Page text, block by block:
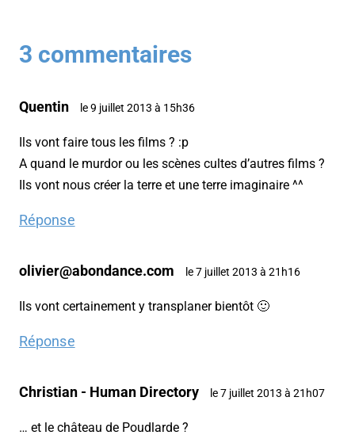
3 commentaires
Quentin le 9 juillet 2013 à 15h36
Ils vont faire tous les films ? :p
A quand le murdor ou les scènes cultes d’autres films ?
Ils vont nous créer la terre et une terre imaginaire ^^
Réponse
olivier@abondance.com le 7 juillet 2013 à 21h16
Ils vont certainement y transplaner bientôt 🙂
Réponse
Christian - Human Directory le 7 juillet 2013 à 21h07
… et le château de Poudlarde ?